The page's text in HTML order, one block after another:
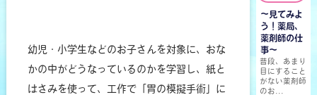
幼児・小学生などのお子さんを対象に、おな
かの中がどうなっているのかを学習し、紙と
はさみを使って、工作で「胃の模擬手術」に
～見てみよ
う！薬局、
薬剤師の仕
事～
普段、あまり
目にすること
がない薬剤師
のお...